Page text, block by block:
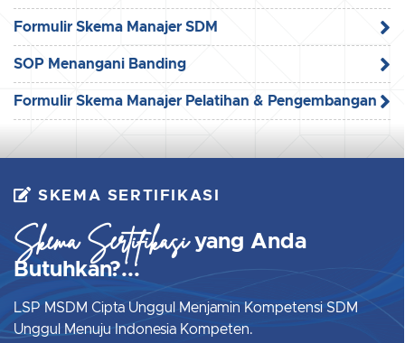
Formulir Skema Manajer SDM
SOP Menangani Banding
Formulir Skema Manajer Pelatihan & Pengembangan
SKEMA SERTIFIKASI
Skema Sertifikasiyang Anda
Butuhkan?...
LSP MSDM Cipta Unggul Menjamin Kompetensi SDM
Unggul Menuju Indonesia Kompeten.